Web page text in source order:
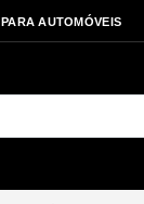
AUTOMÓVEIS